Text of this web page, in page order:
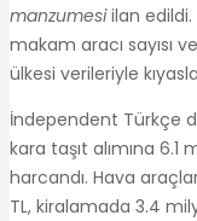
manzumesiilan edildi.
makam aracı sayısı
ülkesi verileriyle
İndependent Türkçe
kara taşıt alımına 6.1
harcandı. Hava
TL, kiralamada 3.4